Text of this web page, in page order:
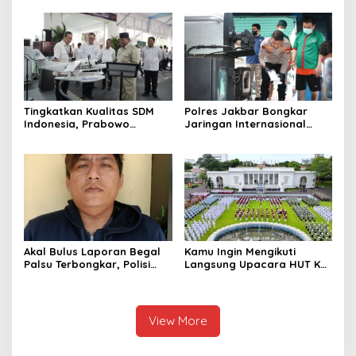
Tingkatkan Kualitas SDM
Indonesia, Prabowo
Terbaik Dunia
Polres Jakbar Bongkar
Jaringan Internasional
Diringkus dan Barang Bukti
1,1 Ton Rp119 Miliar
Dimusnahkan
Akal Bulus Laporan Begal
Palsu Terbongkar, Polisi
Kamu Ingin Mengikuti
Langsung Upacara HUT Ke-
Pendaftaran Resminya di
Sini
View More